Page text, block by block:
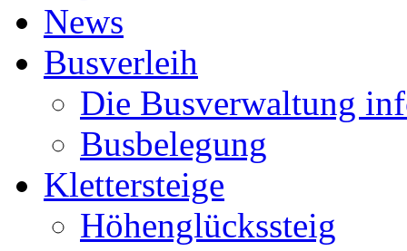
News
Busverleih
Die Busverwaltung
Busbelegung
Klettersteige
Höhenglückssteig